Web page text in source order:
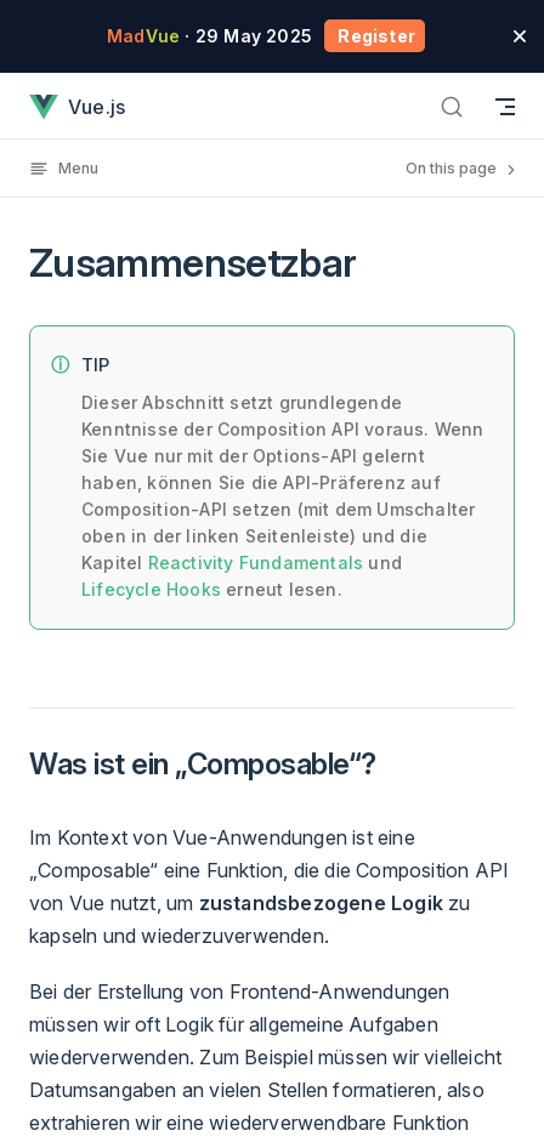
Skip to content
MadVue · 29 May 2025 Register
Vue.js
Menu On this page
Zusammensetzbar
TIP
Dieser Abschnitt setzt grundlegende
Kenntnisse der Composition API voraus. Wenn
Sie Vue nur mit der Options-API gelernt
haben, können Sie die API-Präferenz auf
Composition-API setzen (mit dem Umschalter
oben in der linken Seitenleiste) und die
Kapitel Reactivity Fundamentals und
Lifecycle Hooks erneut lesen.
Was ist ein „Composable“?
Im Kontext von Vue-Anwendungen ist eine
„Composable“ eine Funktion, die die Composition API
von Vue nutzt, um zustandsbezogene Logik zu
kapseln und wiederzuverwenden.
Bei der Erstellung von Frontend-Anwendungen
müssen wir oft Logik für allgemeine Aufgaben
wiederverwenden. Zum Beispiel müssen wir vielleicht
Datumsangaben an vielen Stellen formatieren, also
extrahieren wir eine wiederverwendbare Funktion